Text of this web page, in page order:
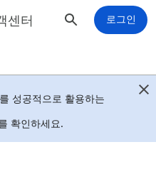
센터 로그인
성공적으로 활용하는
확인하세요.